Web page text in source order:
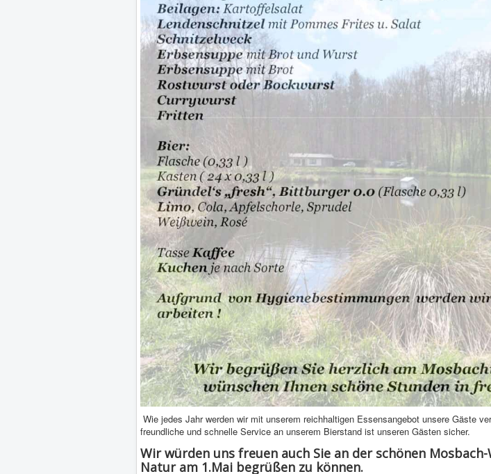
Wie jedes Jahr werden wir mit unserem reichhaltigen Essensangebot unsere Gäste
freundliche und schnelle Service an unserem Bierstand ist unseren Gästen sicher.
Wir würden uns freuen auch Sie an der schönen
Natur am 1.Mai begrüßen zu können.